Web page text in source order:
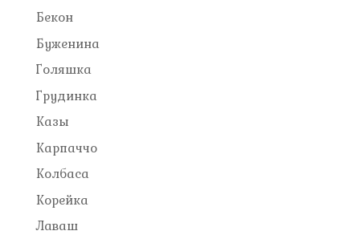
Бекон
Буженина
Голяшка
Грудинка
Казы
Карпаччо
Колбаса
Корейка
Лаваш